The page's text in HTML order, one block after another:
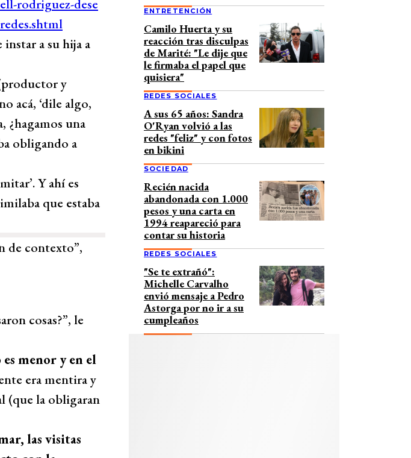
a su hija a
y
acá, ‘dile algo,
¿hagamos una
obligando a
Y ahí es
que estaba
de contexto”,
cosas?”, le
menor y en el
era mentira y
(que la obligaran
las visitas
ENTRETENCIÓN
Camilo Huerta y su
reacción tras disculpas
de Marité: "Le dije que
le firmaba el papel que
quisiera"
REDES SOCIALES
A sus 65 años: Sandra
O'Ryan volvió a las
redes "feliz" y con fotos
en bikini
SOCIEDAD
Recién nacida
abandonada con 1.000
pesos y una carta en
1994 reapareció para
contar su historia
REDES SOCIALES
"Se te extrañó":
Michelle Carvalho
envió mensaje a Pedro
Astorga por no ir a su
cumpleaños